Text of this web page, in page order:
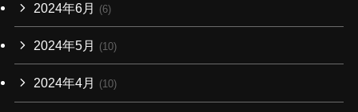
2024年6月 (6)
2024年5月 (10)
2024年4月 (10)